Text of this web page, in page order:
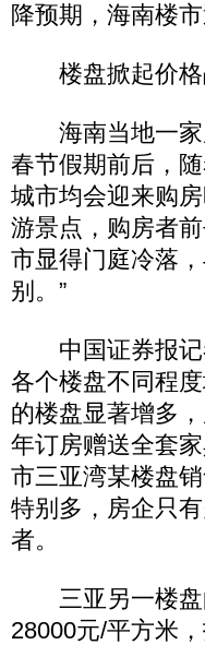
降预期，海南楼
楼盘掀起价格
海南当地一家
春节假期前后，
城市均会迎来购
游景点，购房者
市显得门庭冷落
别。”
中国证券报记
各个楼盘不同程
的楼盘显著增多
年订房赠送全套
市三亚湾某楼盘
特别多，房企只
者。
三亚另一楼盘
28000元/平方米